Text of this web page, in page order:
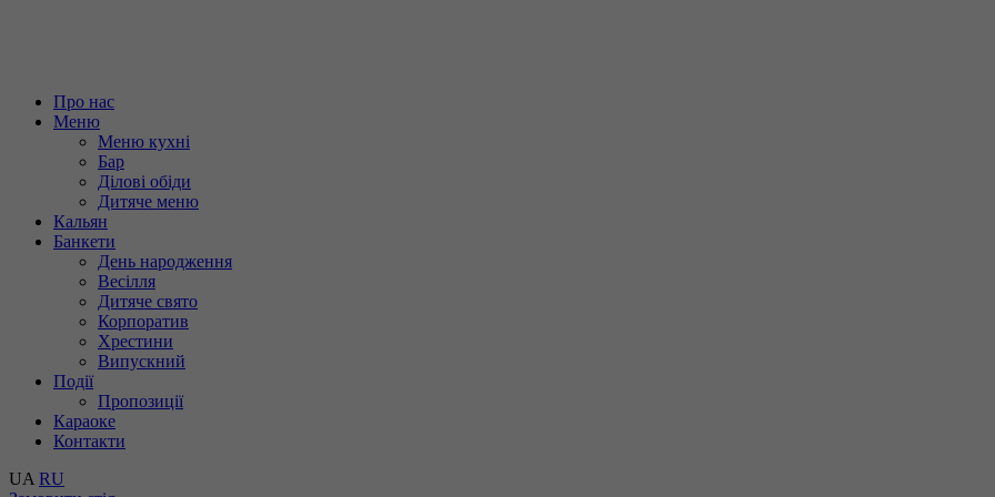
Про нас
Меню
Меню кухні
Бар
Ділові обіди
Дитяче меню
Кальян
Банкети
День народження
Весілля
Дитяче свято
Корпоратив
Хрестини
Випускний
Події
Пропозиції
Караоке
Контакти
UA RU